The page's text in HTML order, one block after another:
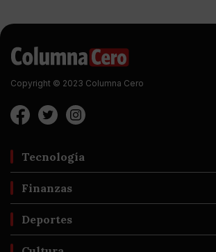
Copyright © 2023 Columna Cero
Tecnología
Finanzas
Deportes